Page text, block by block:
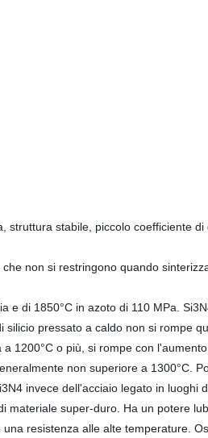
stabile, piccolo coefficiente
non si restringono quando
e di 1850°C in azoto di 110 MPa.
pressato a caldo non si rompe
1200°C o più, si rompe con
non superiore a 1300°C.
invece dell'acciaio legato in
materiale super-duro . Ha un potere
resistenza alle alte temperature.